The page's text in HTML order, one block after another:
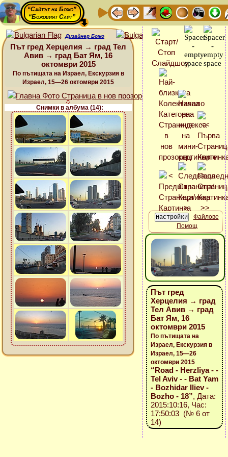
“Сайтът на Божо”
“Божовият Сайт”
Дизайнер Божо
Път гред Херцелия → град Тел
Авив → град Бат Ям, 16
октомври 2015
По пътищата на Израел, Екскурзия в
Израел, 15—26 октомври 2015
Снимки в албума (14):
Файлове
Помощ
Път гред
Херцелия → град
Тел Авив → град
Бат Ям, 16
октомври 2015
По пътищата на
Израел, Екскурзия в
Израел, 15—26
октомври 2015
“Road - Herzliya - -
Tel Aviv - - Bat Yam
- Bozhidar Iliev -
Bozho - 18”, Дата:
2015:10:16, Час:
17:50:03 (№ 6 от
14)